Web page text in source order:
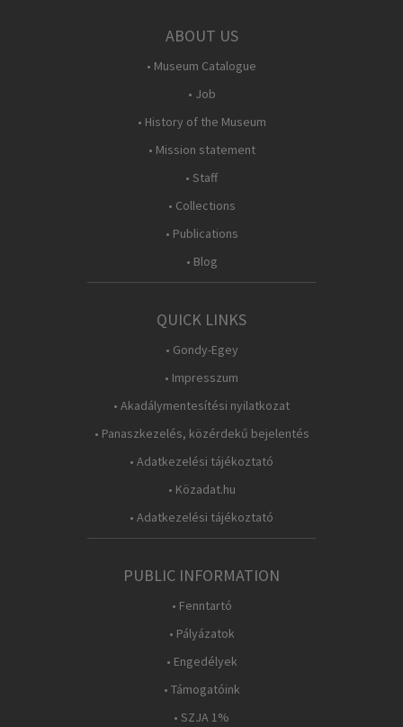
ABOUT US
• Museum Catalogue
• Job
• History of the Museum
• Mission statement
• Staff
• Collections
• Publications
• Blog
QUICK LINKS
• Gondy-Egey
• Impresszum
• Akadálymentesítési nyilatkozat
• Panaszkezelés, közérdekű bejelentés
• Adatkezelési tájékoztató
• Közadat.hu
• Adatkezelési tájékoztató
PUBLIC INFORMATION
• Fenntartó
• Pályázatok
• Engedélyek
• Támogatóink
• SZJA 1%